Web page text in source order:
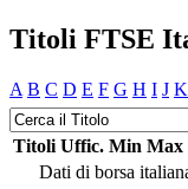
Titoli FTSE
A B C D E F G H I J K
Titoli Uffic. Min Max
Dati di borsa